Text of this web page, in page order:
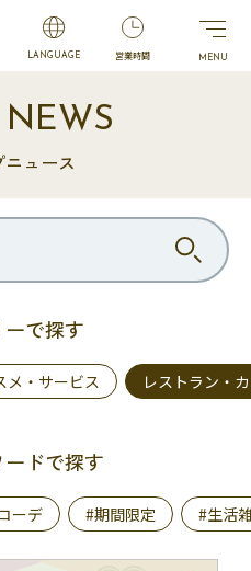
LANGUAGE 営業時間
ュース
で探す
メ・サービス レストラン・
ドで探す
ーデ #期間限定 #生活